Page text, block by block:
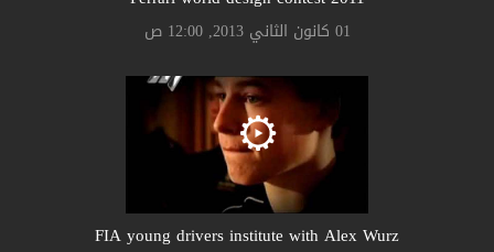
01 كانون الثاني 2013, 12:00 ص
FIA young drivers institute with Alex Wurz